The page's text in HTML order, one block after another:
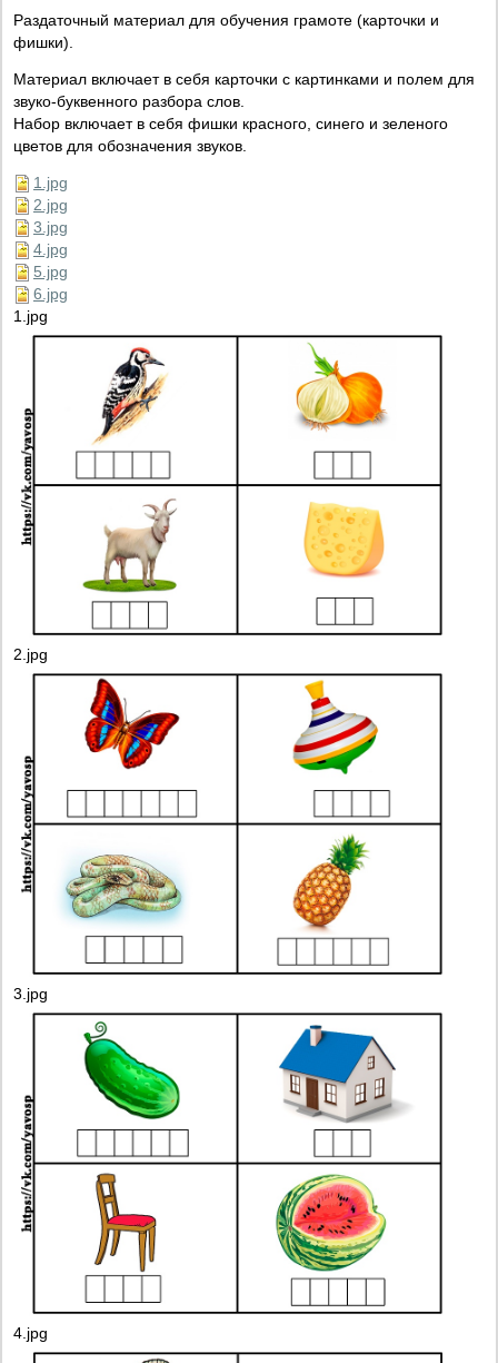
Раздаточный материал для обучения грамоте (карточки и
фишки).
Материал включает в себя карточки с картинками и полем для
звуко-буквенного разбора слов.
Набор включает в себя фишки красного, синего и зеленого
цветов для обозначения звуков.
1.jpg
2.jpg
3.jpg
4.jpg
5.jpg
6.jpg
1.jpg
2.jpg
3.jpg
4.jpg